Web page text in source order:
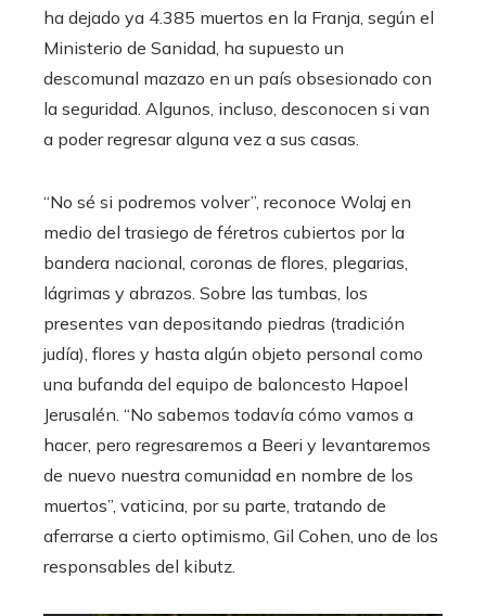
ha dejado ya 4.385 muertos en la Franja, según el
Ministerio de Sanidad, ha supuesto un
descomunal mazazo en un país obsesionado con
la seguridad. Algunos, incluso, desconocen si van
a poder regresar alguna vez a sus casas.
“No sé si podremos volver”, reconoce Wolaj en
medio del trasiego de féretros cubiertos por la
bandera nacional, coronas de flores, plegarias,
lágrimas y abrazos. Sobre las tumbas, los
presentes van depositando piedras (tradición
judía), flores y hasta algún objeto personal como
una bufanda del equipo de baloncesto Hapoel
Jerusalén. “No sabemos todavía cómo vamos a
hacer, pero regresaremos a Beeri y levantaremos
de nuevo nuestra comunidad en nombre de los
muertos”, vaticina, por su parte, tratando de
aferrarse a cierto optimismo, Gil Cohen, uno de los
responsables del kibutz.